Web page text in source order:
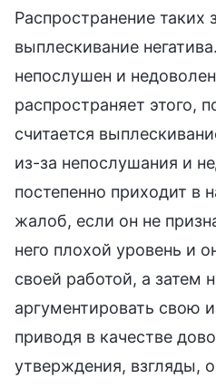
Распространение таких
выплескивание
непослушен и
распространяет этого,
считается
из-за непослушания и
постепенно приходит в
жалоб, если он не
него плохой уровень и
своей работой, а затем
аргументировать свою
приводя в качестве
утверждения, взгляды,